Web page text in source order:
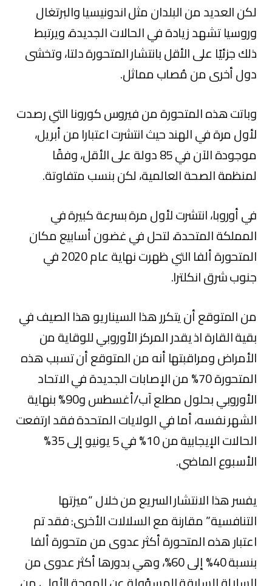
لكن العديد من البلدان مثل اندونيسيا والبرتغال
وروسيا تشهد زيادة في الحالات الجديدة، ويرتبط
ذلك جزئيًا على الأقل بانتشار المتحورة دلتا، وتخشى
دول أخرى من مُصاب مماثل.
وباتت هذه المتحورة من فيروس كورونا التي رصدت
لأول مرة في الهند حيث انتشرت اعتبارا من أبريل،
موجودة الآن في 85 دولة على الأقل، وفقًا
لمنظمة الصحة العالمية، لكن بنسب متفاوتة.
في أوروبا، انتشرت لأول مرة بسرعة كبيرة في
المملكة المتحدة، لتحل في غضون أسابيع مكان
المتحورة ألفا التي ظهرت نهاية عام 2020 في
جنوب شرق انكلترا.
من المتوقع أن يتكرر هذا السيناريو هذا الصيف في
بقية القارة اذ يقدر المركز الأوروبي للوقاية من
الأمراض ومراقبتها أنه من المتوقع أن تسبب هذه
المتحورة 70% من الإصابات الجديدة في الاتحاد
الأوروبي بحلول مطلع آب/أغسطس و90% بنهاية
الشهر نفسه، أما في الولايات المتحدة فقد ارتفعت
الحالات الإيجابية من 10% في 5 يونيو إلى 35%
الأسبوع الماضي.
يفسر هذا الانتشار السريع من خلال “ميزتها
التنافسية” مقارنة مع السلالات الأخرى: فقد تم
اعتبار هذه المتحورة أكثر عدوى من متحورة ألفا
بنسبة 40% إلى 60%، وهي بدورها أكثر عدوى من